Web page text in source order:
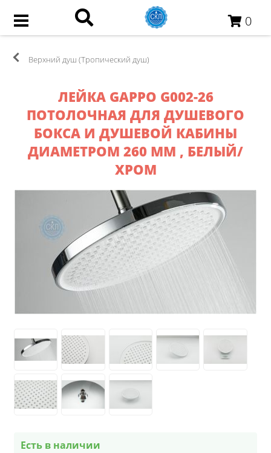
0
Верхний душ (Тропический душ)
ЛЕЙКА GAPPO G002-26
ПОТОЛОЧНАЯ ДЛЯ ДУШЕВОГО
БОКСА И ДУШЕВОЙ КАБИНЫ
ДИАМЕТРОМ 260 ММ , БЕЛЫЙ/
ХРОМ
Есть в наличии